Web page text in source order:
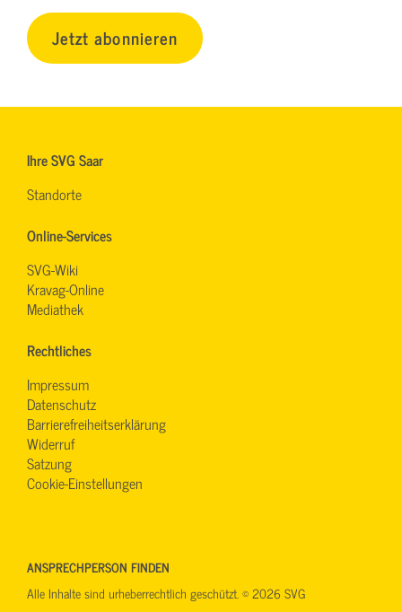
Jetzt abonnieren
Ihre SVG Saar
Standorte
Online-Services
SVG-Wiki
Kravag-Online
Mediathek
Rechtliches
Impressum
Datenschutz
Barrierefreiheitserklärung
Widerruf
Satzung
Cookie-Einstellungen
ANSPRECHPERSON FINDEN
Alle Inhalte sind urheberrechtlich geschützt. © 2026 SVG